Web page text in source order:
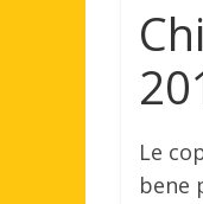
Le
bene